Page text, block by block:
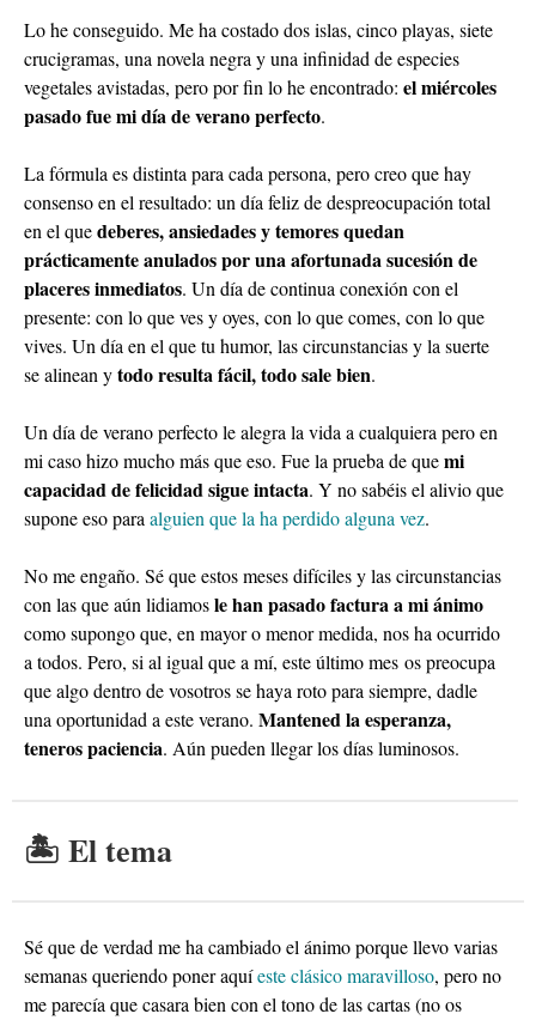
Lo he conseguido. Me ha costado dos islas, cinco playas, siete
crucigramas, una novela negra y una infinidad de especies
vegetales avistadas, pero por fin lo he encontrado: el miércoles
pasado fue mi día de verano perfecto.
La fórmula es distinta para cada persona, pero creo que hay
consenso en el resultado: un día feliz de despreocupación total
en el quedeberes, ansiedades y temores quedan
prácticamente anulados por una afortunada sucesión de
placeres inmediatos. Un día de continua conexión con el
presente: con lo que ves y oyes, con lo que comes, con lo que
vives. Un día en el que tu humor, las circunstancias y la suerte
se alinean ytodo resulta fácil, todo sale bien.
Un día de verano perfecto le alegra la vida a cualquiera pero en
mi caso hizo mucho más que eso. Fue la prueba de quemi
capacidad de felicidad sigue intacta. Y no sabéis el alivio que
supone eso para alguien que la ha perdido alguna vez.
No me engaño. Sé que estos meses difíciles y las circunstancias
con las que aún lidiamosle han pasado factura a mi ánimo
como supongo que, en mayor o menor medida, nos ha ocurrido
a todos. Pero, si al igual que a mí, este último mes os preocupa
que algo dentro de vosotros se haya roto para siempre, dadle
una oportunidad a este verano. Mantened la esperanza,
teneros paciencia. Aún pueden llegar los días luminosos.
🏝️ El tema
Sé que de verdad me ha cambiado el ánimo porque llevo varias
semanas queriendo poner aquíeste clásico maravilloso, pero no
me parecía que casara bien con el tono de las cartas (no os